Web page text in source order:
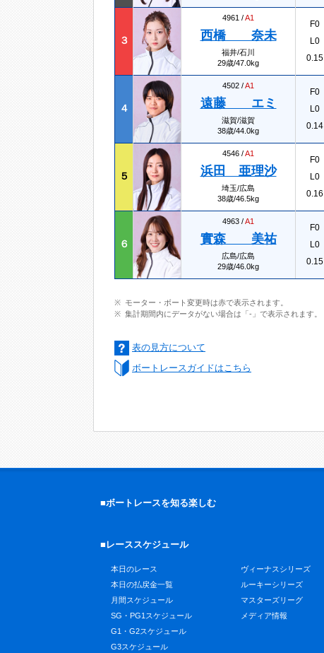
３
4961 /A1
西橋 奈未
福井/石川
29歳/47.0kg
F0
L0
0.15
４
4502 /A1
遠藤 エミ
滋賀/滋賀
38歳/44.0kg
F0
L0
0.14
５
4546 /A1
浜田 亜理沙
埼玉/広島
38歳/46.5kg
F0
L0
0.16
６
4963 /A1
實森 美祐
広島/広島
29歳/46.0kg
F0
L0
0.15
モーター・ボート変更時は赤で表示されます。
集計期間内にデータがない場合は「-」で表示されます。
表の見方について
ボートレースガイドはこちら
■ボートレースを知る楽しむ
■レーススケジュール
本日のレース
本日の払戻金一覧
月間スケジュール
SG・PG1スケジュール
G1・G2スケジュール
G3スケジュール
ヴィーナスシリーズ
ルーキーシリーズ
マスターズリーグ
メディア情報